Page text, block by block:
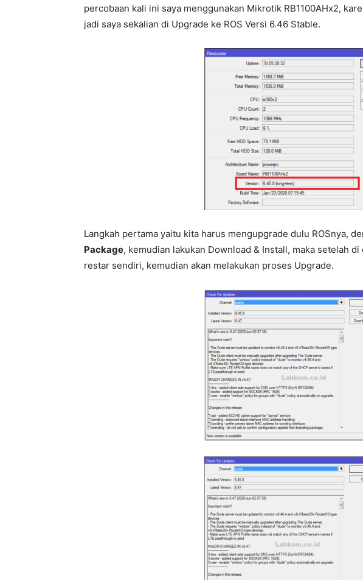
percobaan kali ini saya menggunakan Mikrotik RB1100AHx2,
jadi saya sekalian di Upgrade ke ROS Versi 6.46 Stable.
Langkah pertama yaitu kita harus mengupgrade dulu ROSnya,
Package, kemudian lakukan Download & Install, maka setelah
restar sendiri, kemudian akan melakukan proses Upgrade.